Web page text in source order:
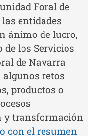
Foral de
entidades
ánimo de lucro,
los Servicios
de Navarra
algunos retos
productos o
y transformación
con el resumen